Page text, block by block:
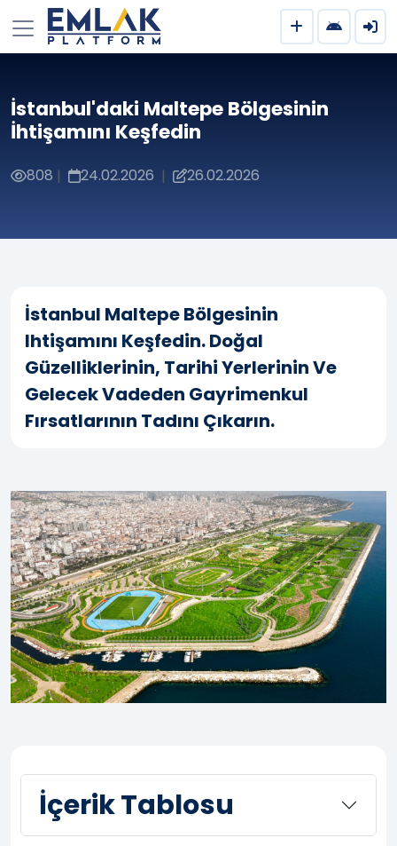
İstanbul'daki Maltepe Bölgesinin
İhtişamını Keşfedin
808 | 24.02.2026 | 26.02.2026
İstanbul Maltepe Bölgesinin
Ihtişamını Keşfedin. Doğal
Güzelliklerinin, Tarihi Yerlerinin Ve
Gelecek Vadeden Gayrimenkul
Fırsatlarının Tadını Çıkarın.
İçerik Tablosu